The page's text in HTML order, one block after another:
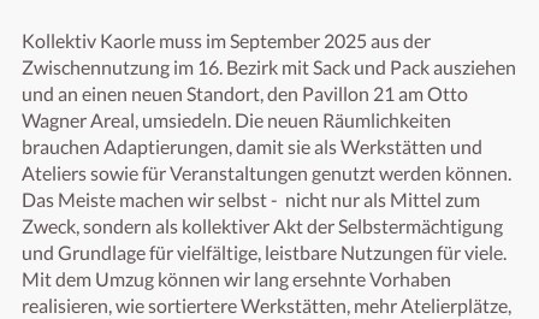
Kollektiv Kaorle muss im September 2025 aus der
Zwischennutzung im 16. Bezirk mit Sack und Pack ausziehen
und an einen neuen Standort, den Pavillon 21 am Otto
Wagner Areal, umsiedeln. Die neuen Räumlichkeiten
brauchen Adaptierungen, damit sie als Werkstätten und
Ateliers sowie für Veranstaltungen genutzt werden können.
Das Meiste machen wir selbst -  nicht nur als Mittel zum
Zweck, sondern als kollektiver Akt der Selbstermächtigung
und Grundlage für vielfältige, leistbare Nutzungen für viele.
Mit dem Umzug können wir lang ersehnte Vorhaben
realisieren, wie sortiertere Werkstätten, mehr Atelierplätze,